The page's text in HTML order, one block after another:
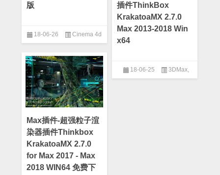
版
18-06-26 Cinema 4d
插件ThinkBox
KrakatoaMX 2.7.0
Max 2013-2018 Win
x64
18-06-25 3DMax,
Max插件-超强粒子渲
染器插件Thinkbox
KrakatoaMX 2.7.0
for Max 2017 - Max
2018 WIN64 免费下